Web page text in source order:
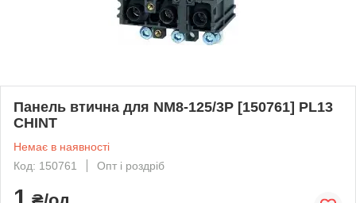
Панель втична для NM8-125/3P [150761] PL13
CHINT
Немає в наявності
Код: 150761
Опт і роздріб
1